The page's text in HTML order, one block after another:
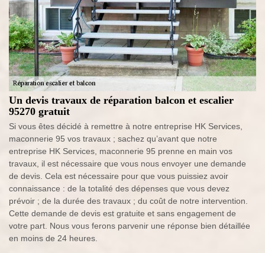
Un devis travaux de réparation balcon et escalier
95270 gratuit
Si vous êtes décidé à remettre à notre entreprise HK Services,
maconnerie 95 vos travaux ; sachez qu’avant que notre
entreprise HK Services, maconnerie 95 prenne en main vos
travaux, il est nécessaire que vous nous envoyer une demande
de devis. Cela est nécessaire pour que vous puissiez avoir
connaissance : de la totalité des dépenses que vous devez
prévoir ; de la durée des travaux ; du coût de notre intervention.
Cette demande de devis est gratuite et sans engagement de
votre part. Nous vous ferons parvenir une réponse bien détaillée
en moins de 24 heures.